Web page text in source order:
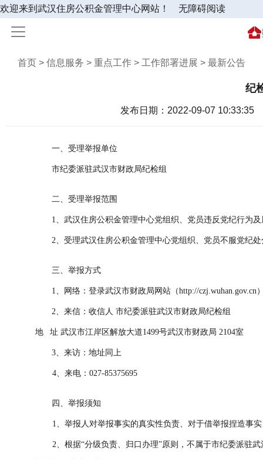
欢迎来到武汉住房公积金管理中心网站！ 无障碍阅读
首页 > 信息服务 > 重点工作 > 工作部署进展 > 最新公告
纪
发布日期：2022-09-07 10:33:35
一、受理举报单位
市纪委派驻武汉市财政局纪检组
二、受理举报范围
1、武汉住房公积金管理中心党组织、党员违反党纪行为及
2、受理武汉住房公积金管理中心党组织、党员不服党纪处
三、举报方式
1、网络：登录武汉市财政局网站（http://czj.wuhan.gov.cn
2、来信：收信人 市纪委派驻武汉市财政局纪检组
地 址 武汉市江岸区解放大道1499号武汉市财政局 2104室
3、来访：地址同上
4、来电：027-85375695
四、举报须知
1、举报人对举报事实的真实性负责、对于借举报捏造事实
2、根据“分级负责、归口办理”原则，不属于市纪委派驻武